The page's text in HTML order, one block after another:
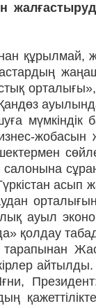
құрылмай,
асып
ауыл
қолдау
тарапынан